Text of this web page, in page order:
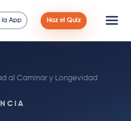
la App Haz el Quiz
al Caminar y Longevidad